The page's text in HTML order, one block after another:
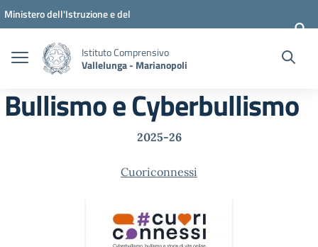
Vai ai contenuti
Vai al menu di navigazione
Vai al footer
Ministero dell'Istruzione e del
Istituto Comprensivo
Vallelunga - Marianopoli
Bullismo e Cyberbullismo
2025-26
Cuoriconnessi